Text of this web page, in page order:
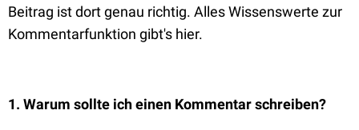
Beitrag ist dort genau richtig. Alles Wissenswerte zur
Kommentarfunktion gibt's hier.
1. Warum sollte ich einen Kommentar schreiben?